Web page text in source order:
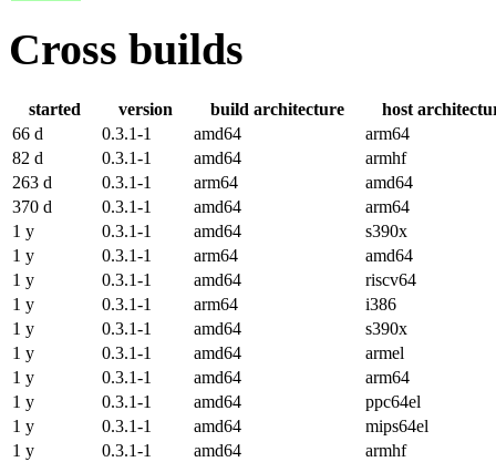
Cross builds
started version build architecture
host
66 d
0.3.1-1 amd64
arm64
82 d
0.3.1-1 amd64
armhf
263 d
0.3.1-1 arm64
amd64
370 d
0.3.1-1 amd64
arm64
1 y
0.3.1-1 amd64
s390x
1 y
0.3.1-1 arm64
amd64
1 y
0.3.1-1 amd64
riscv64
1 y
0.3.1-1 arm64
i386
1 y
0.3.1-1 amd64
s390x
1 y
0.3.1-1 amd64
armel
1 y
0.3.1-1 amd64
arm64
1 y
0.3.1-1 amd64
ppc64el
1 y
0.3.1-1 amd64
mips64el
1 y
0.3.1-1 amd64
armhf